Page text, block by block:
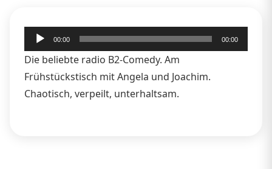
Audio-
Player
00:00 00:00
Die beliebte radio B2-Comedy. Am
Frühstückstisch mit Angela und Joachim.
Chaotisch, verpeilt, unterhaltsam.